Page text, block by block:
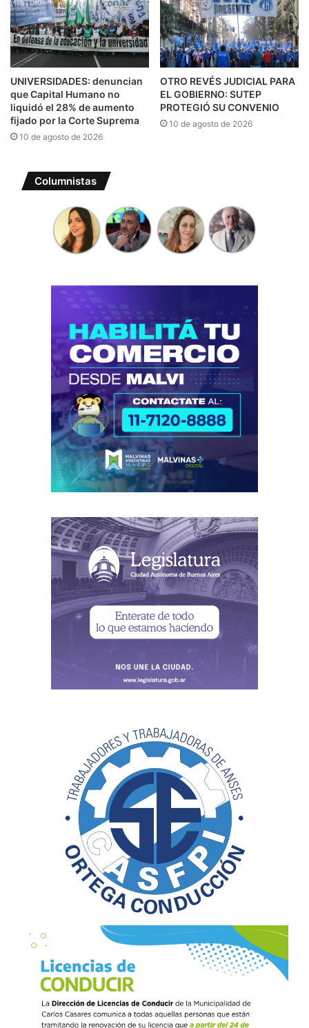
UNIVERSIDADES: denuncian
que Capital Humano no
liquidó el 28% de aumento
fijado por la Corte Suprema
10 de agosto de 2026
OTRO REVÉS JUDICIAL PARA
EL GOBIERNO: SUTEP
PROTEGIÓ SU CONVENIO
10 de agosto de 2026
Columnistas